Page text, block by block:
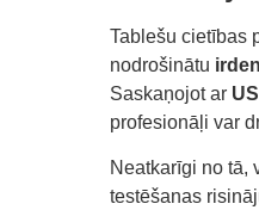
Tablešu cietības
nodrošinātu
Saskaņojot ar
profesionāļi var
Neatkarīgi no tā,
testēšanas